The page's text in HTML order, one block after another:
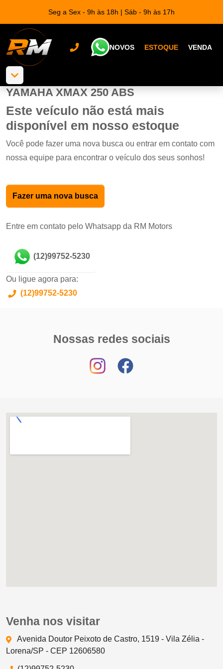
Seg a Sex - 9h às 18h | Sáb - 9h às 17h
NOVOS ESTOQUE VENDA
YAMAHA XMAX 250 ABS
Este veículo não está mais
disponível em nosso estoque
Você pode fazer uma nova busca ou entrar em contato com
nossa equipe para encontrar o veículo dos seus sonhos!
Fazer uma nova busca
Entre em contato pelo Whatsapp da RM Motors
(12)99752-5230
Ou ligue agora para:
(12)99752-5230
Nossas redes sociais
Venha nos visitar
Avenida Doutor Peixoto de Castro, 1519 - Vila Zélia -
Lorena/SP - CEP 12606580